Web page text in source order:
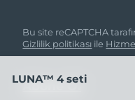
Bu site reCAPTCHA
Gizlilik politikası ile
LUNA™ 4 seti